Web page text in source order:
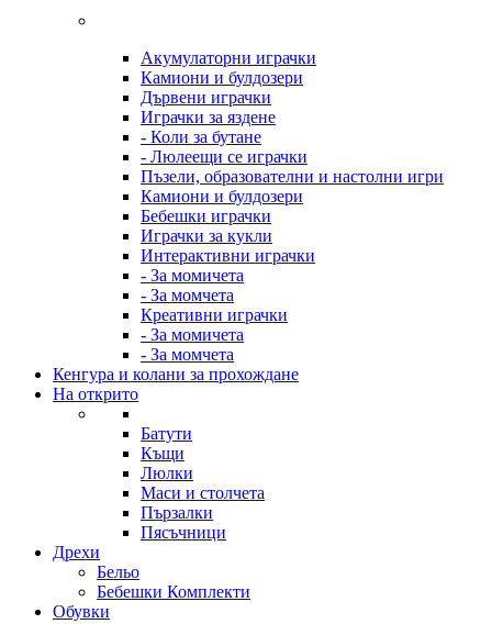
Акумулаторни играчки
Камиони и булдозери
Дървени играчки
Играчки за яздене
- Коли за бутане
- Люлеещи се играчки
Пъзели, образователни и настолни игри
Камиони и булдозери
Бебешки играчки
Играчки за кукли
Интерактивни играчки
- За момичета
- За момчета
Креативни играчки
- За момичета
- За момчета
Кенгура и колани за прохождане
На открито
Батути
Къщи
Люлки
Маси и столчета
Пързалки
Пясъчници
Дрехи
Бельо
Бебешки Комплекти
Обувки